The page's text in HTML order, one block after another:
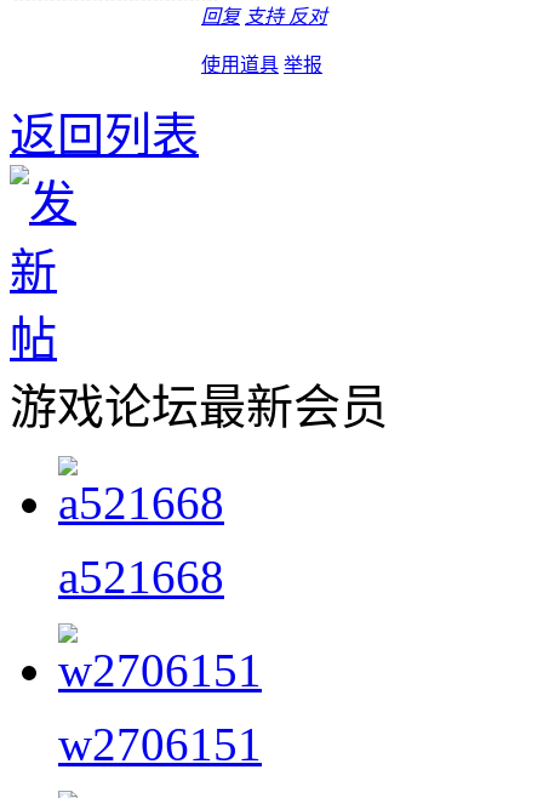
回复 支持 反对
使用道具 举报
返回列表
游戏论坛最新会员
a521668
w2706151